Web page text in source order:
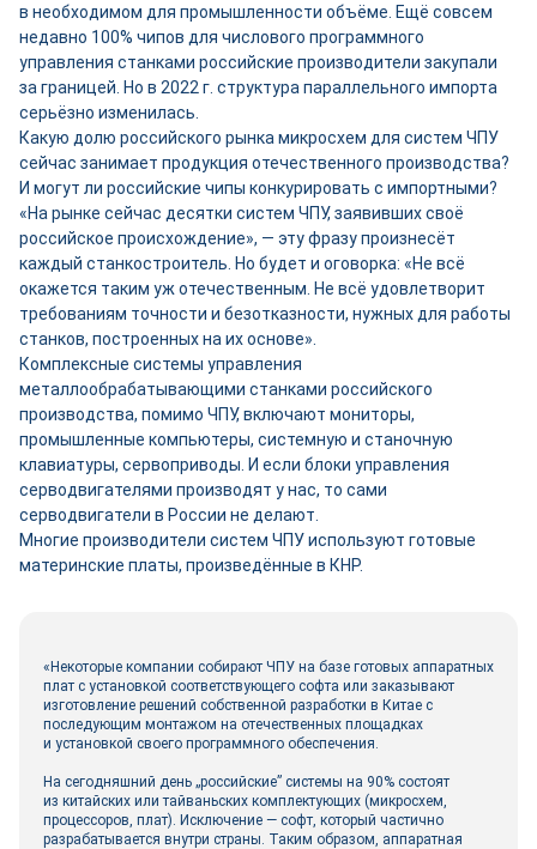
в необходимом для промышленности объёме. Ещё совсем
недавно 100% чипов для числового программного
управления станками российские производители закупали
за границей. Но в 2022 г. структура параллельного импорта
серьёзно изменилась.
Какую долю российского рынка микросхем для систем ЧПУ
сейчас занимает продукция отечественного производства?
И могут ли российские чипы конкурировать с импортными?
«На рынке сейчас десятки систем ЧПУ, заявивших своё
российское происхождение», ― эту фразу произнесёт
каждый станкостроитель. Но будет и оговорка: «Не всё
окажется таким уж отечественным. Не всё удовлетворит
требованиям точности и безотказности, нужных для работы
станков, построенных на их основе».
Комплексные системы управления
металлообрабатывающими станками российского
производства, помимо ЧПУ, включают мониторы,
промышленные компьютеры, системную и станочную
клавиатуры, сервоприводы. И если блоки управления
серводвигателями производят у нас, то сами
серводвигатели в России не делают.
Многие производители систем ЧПУ используют готовые
материнские платы, произведённые в КНР.
«Некоторые компании собирают ЧПУ на базе готовых аппаратных
плат с установкой соответствующего софта или заказывают
изготовление решений собственной разработки в Китае с
последующим монтажом на отечественных площадках
и установкой своего программного обеспечения.
На сегодняшний день „российские” системы на 90% состоят
из китайских или тайваньских комплектующих (микросхем,
процессоров, плат). Исключение — софт, который частично
разрабатывается внутри страны. Таким образом, аппаратная